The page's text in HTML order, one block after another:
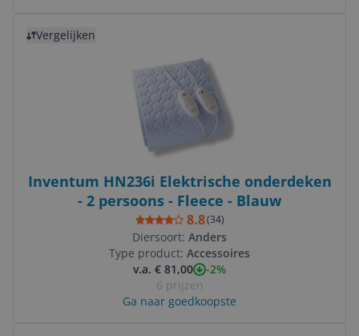
Vergelijken
Inventum HN236i Elektrische onderdeken
- 2 persoons - Fleece - Blauw
8.8(34)
Diersoort: Anders
Type product: Accessoires
v.a. € 81,00
-2%
6 prijzen
Ga naar goedkoopste